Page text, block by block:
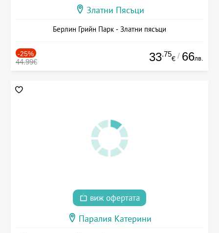
Златни Пясъци
Берлин Грийн Парк - Златни пясъци
-25%
44.99€ 33.75
€ / 66лв.
виж офертата
Паралия Катерини